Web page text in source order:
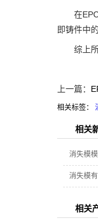
在EPC
即铸件中
综上所
上一篇：
相关标签：
相关
消失模
消失模
相关